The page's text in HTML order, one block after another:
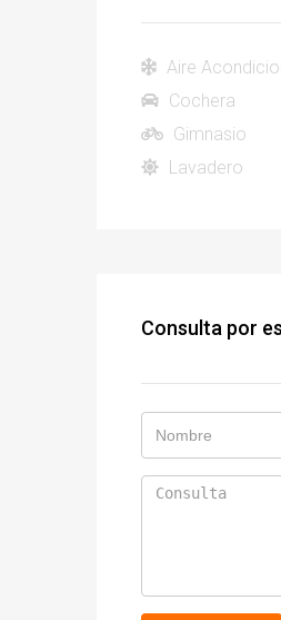
Aire
Cochera
Gimnasio
Lavadero
Consulta por